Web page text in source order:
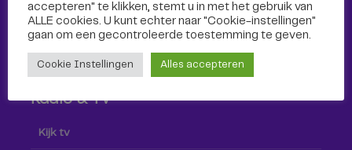
Radio & TV
Kijk tv
accepteren" te klikken, stemt u in met het gebruik van
ALLE cookies. U kunt echter naar "Cookie-instellingen"
gaan om een ​​gecontroleerde toestemming te geven.
Cookie Instellingen Alles accepteren